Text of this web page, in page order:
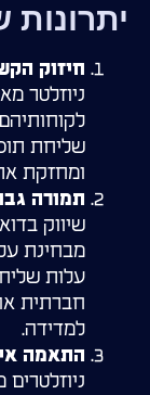
חיזוק
ניוזלטר
שליחת
ומחזקת
תמורה
שיווק
מבחינת
עלות
חברתית או
למדידה.
התאמה